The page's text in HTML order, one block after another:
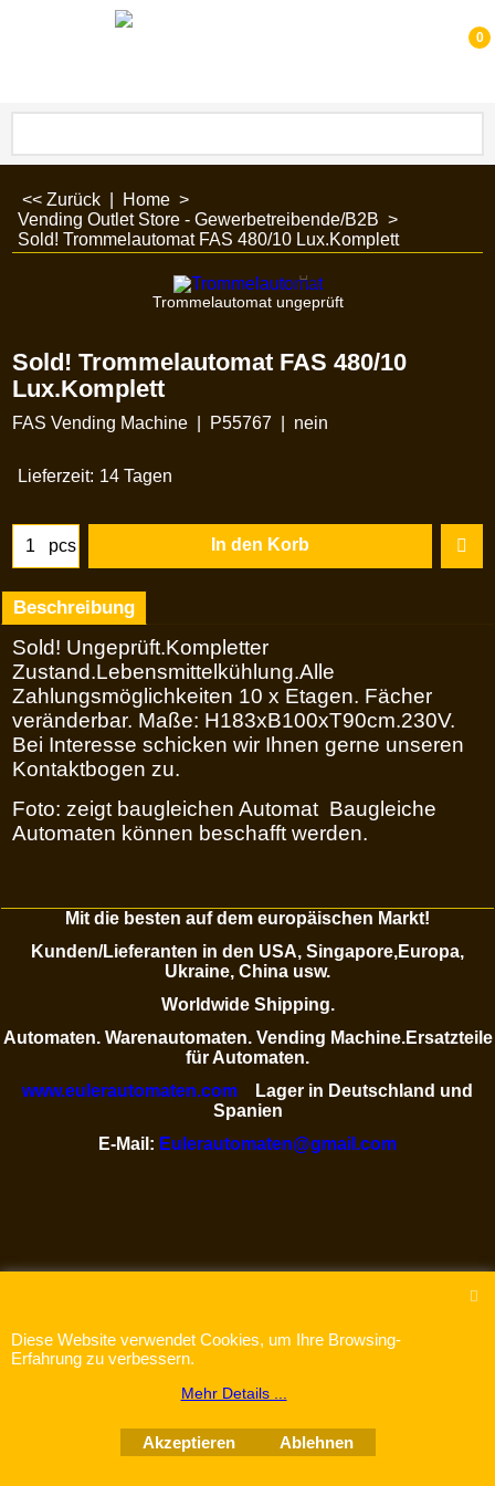
0
<< Zurück Home >
Vending Outlet Store - Gewerbetreibende/B2B >
Sold! Trommelautomat FAS 480/10 Lux.Komplett
Trommelautomat ungeprüft
Sold! Trommelautomat FAS 480/10
Lux.Komplett
FAS Vending Machine P55767 nein
Lieferzeit: 14 Tagen
pcs In den Korb
Beschreibung
Sold! Ungeprüft.Kompletter
Zustand.Lebensmittelkühlung.Alle
Zahlungsmöglichkeiten 10 x Etagen. Fächer
veränderbar. Maße: H183xB100xT90cm.230V.
Bei Interesse schicken wir Ihnen gerne unseren
Kontaktbogen zu.
Foto: zeigt baugleichen Automat Baugleiche
Automaten können beschafft werden.
Mit die besten auf dem europäischen Markt!
Kunden/Lieferanten in den USA, Singapore,Europa,
Ukraine, China usw.
Worldwide Shipping.
Automaten. Warenautomaten. Vending Machine.Ersatzteile
für Automaten.
www.eulerautomaten.com Lager in Deutschland und
Spanien
E-Mail: Eulerautomaten@gmail.com
Software.
Diese Website verwendet Cookies, um Ihre Browsing-
Erfahrung zu verbessern.
Mehr Details ...
Akzeptieren Ablehnen